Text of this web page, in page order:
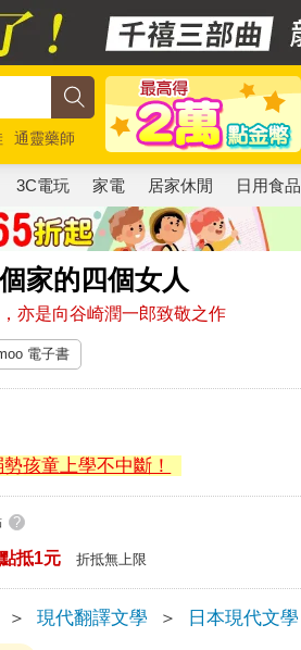
通靈藥師
3C電玩 家電 居家休閒 日用食品
家的四個女人
亦是向谷崎潤一郎致敬之作
電子書
孩童上學不中斷！
?
抵1元 折抵無上限
＞ 現代翻譯文學 ＞ 日本現代文學